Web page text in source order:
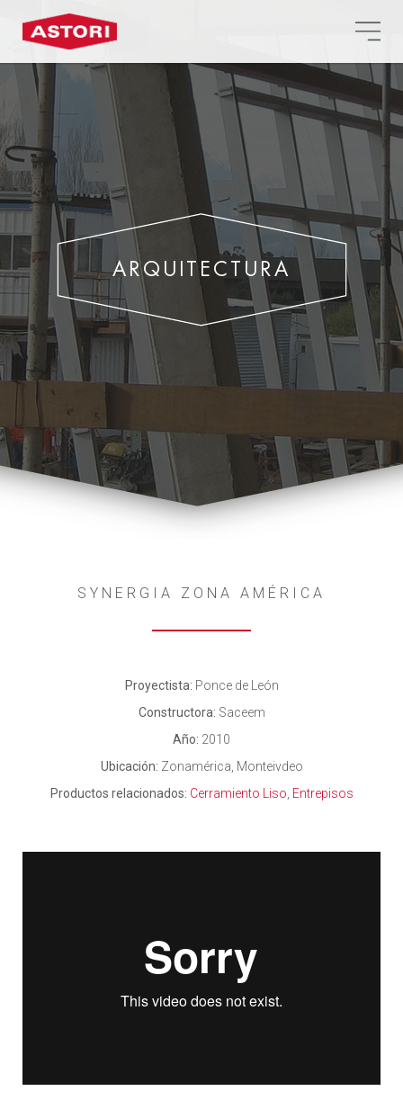
ARQUITECTURA
SYNERGIA ZONA AMÉRICA
Proyectista: Ponce de León
Constructora: Saceem
Año: 2010
Ubicación: Zonamérica, Monteivdeo
Productos relacionados: Cerramiento Liso Entrepisos